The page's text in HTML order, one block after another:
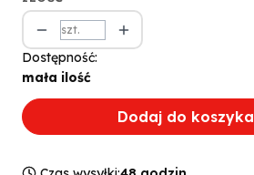
szt.
Dostępność:
mała ilość
Dodaj do koszyka